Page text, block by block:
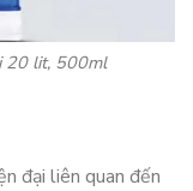
20 lit, 500ml
đại liên quan đến